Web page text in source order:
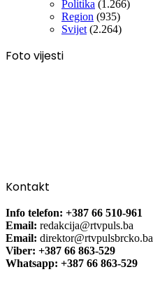
Politika (1.266)
Region (935)
Svijet (2.264)
Foto vijesti
Kontakt
Info telefon: +387 66 510-961
Email: redakcija@rtvpuls.ba
Email: direktor@rtvpulsbrcko.ba
Viber: +387 66 863-529
Whatsapp: +387 66 863-529